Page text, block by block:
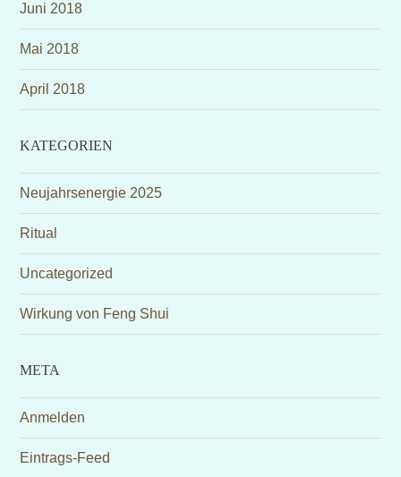
Juni 2018
Mai 2018
April 2018
KATEGORIEN
Neujahrsenergie 2025
Ritual
Uncategorized
Wirkung von Feng Shui
META
Anmelden
Eintrags-Feed